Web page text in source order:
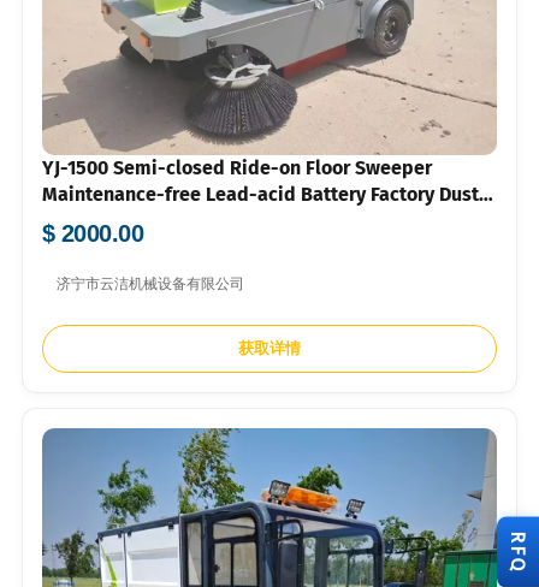
YJ-1500 Semi-closed Ride-on Floor Sweeper
Maintenance-free Lead-acid Battery Factory Dust
Cleaning Machine
$ 2000.00
济宁市云洁机械设备有限公司
获取详情
RFQ